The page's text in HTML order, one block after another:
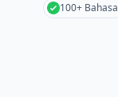
100+ Bahasa